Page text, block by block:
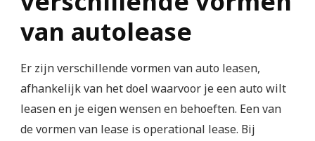
van autolease
Er zijn verschillende vormen van auto leasen,
afhankelijk van het doel waarvoor je een auto wilt
leasen en je eigen wensen en behoeften. Een van
de vormen van lease is operational lease. Bij